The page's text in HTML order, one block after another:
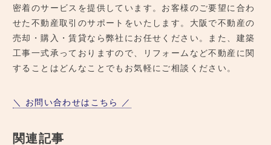
密着のサービスを提供しています。お客様のご要望に合わ
せた不動産取引のサポートをいたします。大阪で不動産の
売却・購入・賃貸なら弊社にお任せください。また、建築
工事一式承っておりますので、リフォームなど不動産に関
することはどんなことでもお気軽にご相談ください。
＼ お問い合わせはこちら ／
関連記事